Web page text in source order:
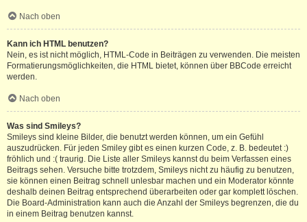
Nach oben
Kann ich HTML benutzen?
Nein, es ist nicht möglich, HTML-Code in Beiträgen zu verwenden. Die meisten
Formatierungsmöglichkeiten, die HTML bietet, können über BBCode erreicht
werden.
Nach oben
Was sind Smileys?
Smileys sind kleine Bilder, die benutzt werden können, um ein Gefühl
auszudrücken. Für jeden Smiley gibt es einen kurzen Code, z. B. bedeutet :)
fröhlich und :( traurig. Die Liste aller Smileys kannst du beim Verfassen eines
Beitrags sehen. Versuche bitte trotzdem, Smileys nicht zu häufig zu benutzen,
sie können einen Beitrag schnell unlesbar machen und ein Moderator könnte
deshalb deinen Beitrag entsprechend überarbeiten oder gar komplett löschen.
Die Board-Administration kann auch die Anzahl der Smileys begrenzen, die du
in einem Beitrag benutzen kannst.